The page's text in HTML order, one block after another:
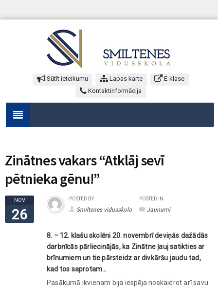
Sūtīt ieteikumu Lapas karte
E-klase
Kontaktinformācija
Zinātnes vakars “Atklāj sevī
pētnieka gēnu!”
NOV
26
POSTED BY
Smiltenes vidusskola
POSTED IN
Jaunumi
8. – 12. klašu skolēni 20. novembrī deviņās dažādās
darbnīcās pārliecinājās, ka Zinātne ļauj satikties ar
brīnumiem un tie pārsteidz ar divkāršu jaudu tad,
kad tos saprotam…
Pasākumā ikvienam bija iespēja noskaidrot arī savu